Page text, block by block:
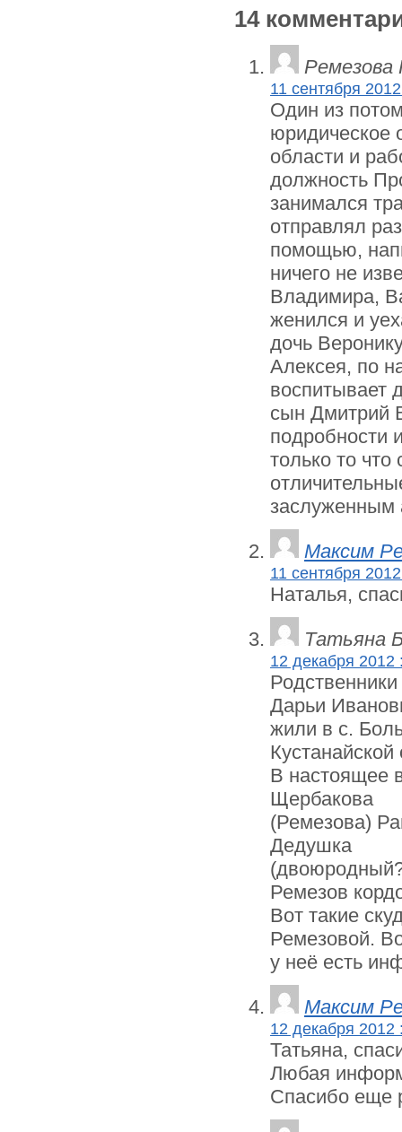
14
Ремезова
11 сентября
Один из
юридическое
области и
должность
занимался
отправлял
помощью,
ничего не
Владимира,
женился и
дочь
Алексея, по
воспитывает
сын Дмитрий
подробности
только то
заслуженным
Максим
11 сентября
Наталья,
Татьяна
12 декабря 2012
Дарьи
жили в с.
Кустанайской
В настоящее
Щербакова
(Ремезова)
Дедушка
Ремезов
Вот такие
Ремезовой.
у неё есть
Максим
12 декабря 2012
Татьяна,
Любая
Спасибо еще